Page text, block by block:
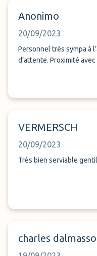
Anonimo
20/09/2023
Personnel très sympa à
VERMERSCH
20/09/2023
charles dalmasso